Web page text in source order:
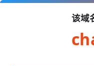
该域